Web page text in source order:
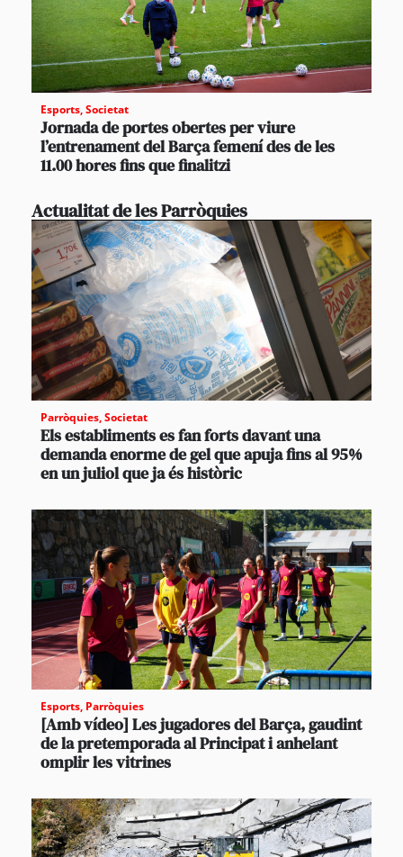
Esports,Societat
Jornada de portes obertes per viure
l’entrenament del Barça femení des de les
11.00 hores fins que finalitzi
Actualitat de les Parròquies
Parròquies,Societat
Els establiments es fan forts davant una
demanda enorme de gel que apuja fins al 95%
en un juliol que ja és històric
Esports, Parròquies
[Amb vídeo] Les jugadores del Barça, gaudint
de la pretemporada al Principat i anhelant
omplir les vitrines